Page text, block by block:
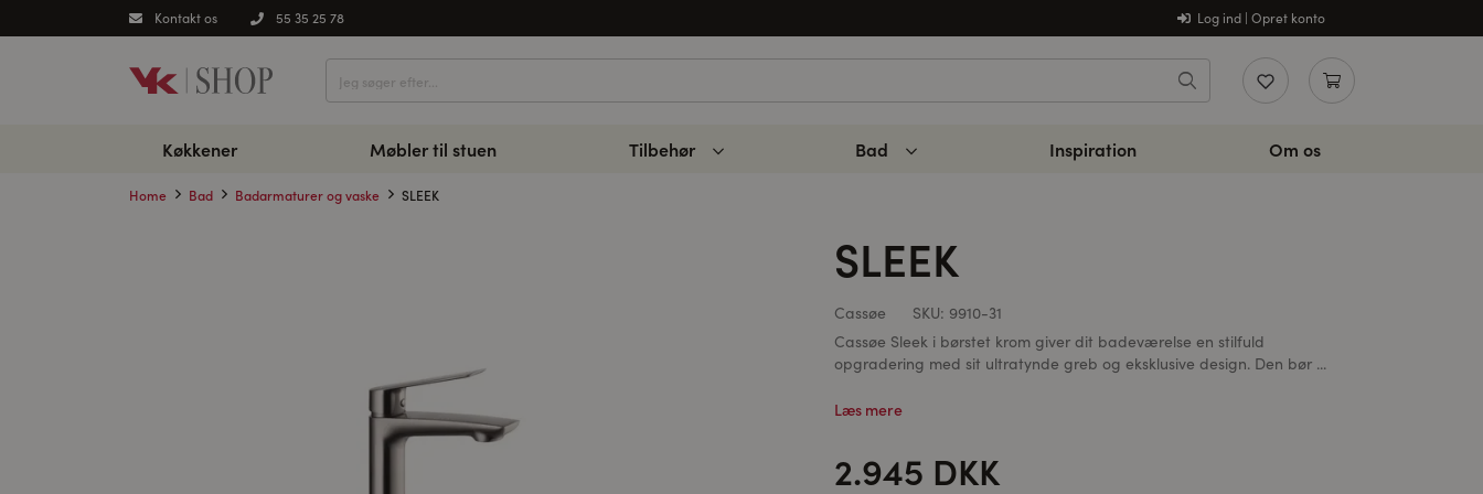
Kontakt os 55 35 25 78 Log ind | Opret konto
Køkkener Møbler til stuen Tilbehør Bad Inspiration Om os
Home Bad Badarmaturer og vaske SLEEK
SLEEK
Cassøe SKU: 9910-31
Cassøe Sleek i børstet krom giver dit badeværelse en stilfuld
opgradering med sit ultratynde greb og eksklusive design. Den bør ...
Læs mere
2.945 DKK